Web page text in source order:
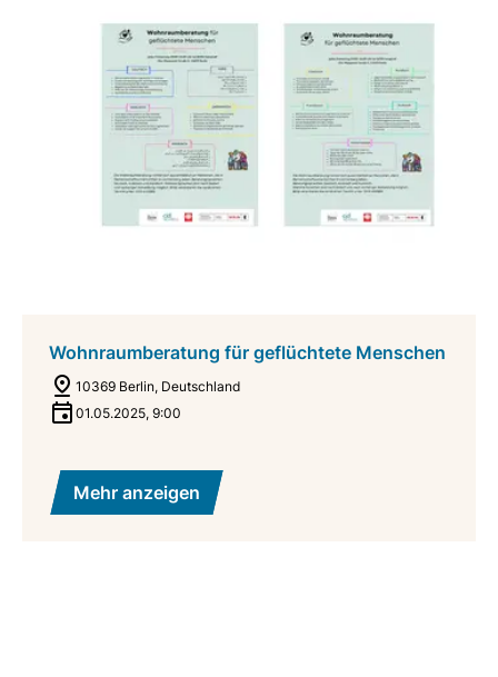
Wohnraumberatung für geflüchtete Menschen
10369 Berlin, Deutschland
01.05.2025, 9:00
Mehr anzeigen